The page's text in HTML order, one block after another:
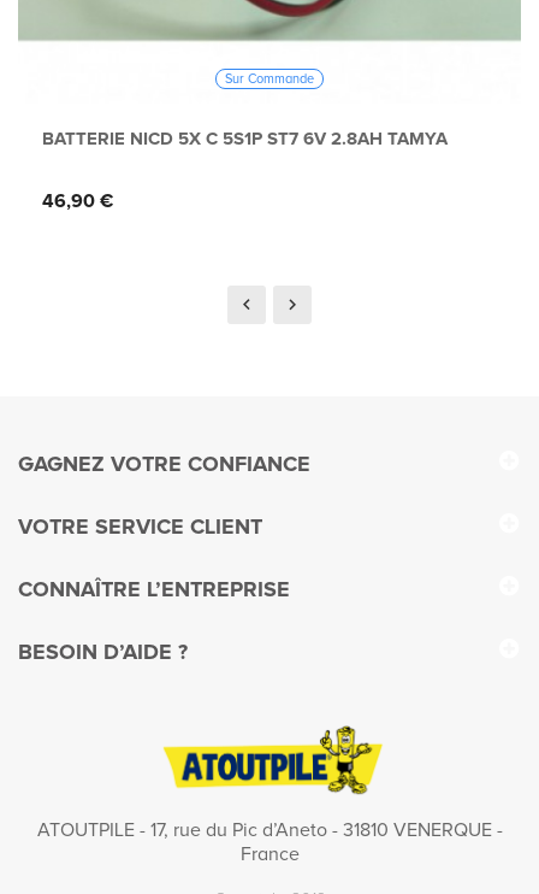
Sur Commande
BATTERIE NICD 5X C 5S1P ST7 6V 2.8AH TAMYA
Prix
46,90 €
GAGNEZ VOTRE CONFIANCE
VOTRE SERVICE CLIENT
CONNAÎTRE L’ENTREPRISE
BESOIN D’AIDE ?
ATOUTPILE - 17, rue du Pic d’Aneto - 31810 VENERQUE -
France